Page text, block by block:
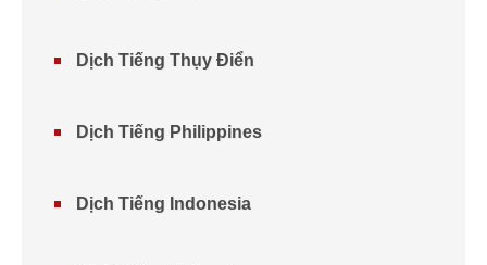
Dịch Tiếng Thụy Điển
Dịch Tiếng Philippines
Dịch Tiếng Indonesia